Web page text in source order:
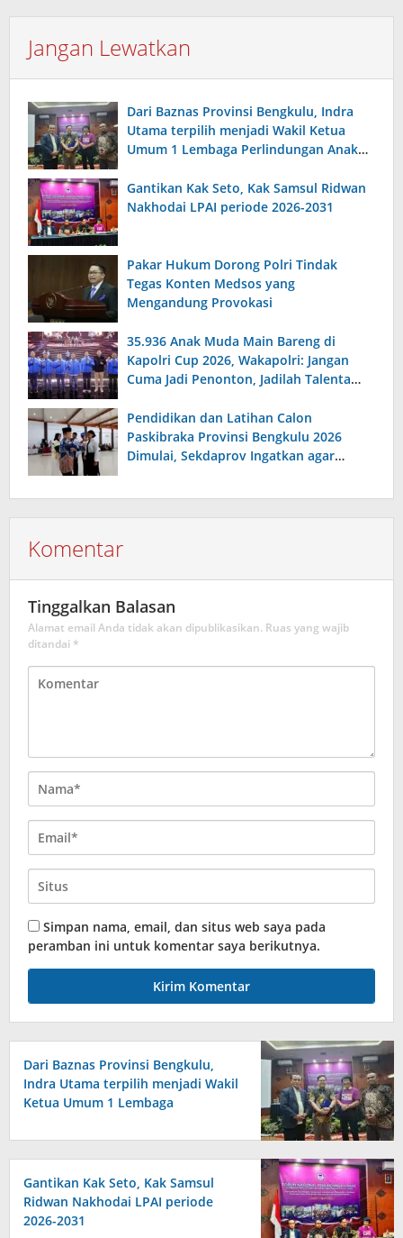
Jangan Lewatkan
Dari Baznas Provinsi Bengkulu, Indra
Utama terpilih menjadi Wakil Ketua
Umum 1 Lembaga Perlindungan Anak
Gantikan Kak Seto, Kak Samsul Ridwan
Nakhodai LPAI periode 2026-2031
Pakar Hukum Dorong Polri Tindak
Tegas Konten Medsos yang
Mengandung Provokasi
35.936 Anak Muda Main Bareng di
Kapolri Cup 2026, Wakapolri: Jangan
Cuma Jadi Penonton, Jadilah Talenta
Pendidikan dan Latihan Calon
Paskibraka Provinsi Bengkulu 2026
Dimulai, Sekdaprov Ingatkan agar
Komentar
Tinggalkan Balasan
Alamat email Anda tidak akan dipublikasikan. Ruas yang wajib
ditandai *
Simpan nama, email, dan situs web saya pada
peramban ini untuk komentar saya berikutnya.
Dari Baznas Provinsi Bengkulu,
Indra Utama terpilih menjadi Wakil
Ketua Umum 1 Lembaga
Gantikan Kak Seto, Kak Samsul
Ridwan Nakhodai LPAI periode
2026-2031